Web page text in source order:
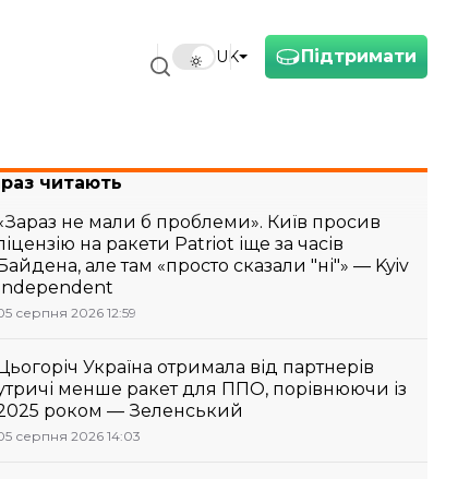
Підтримати
UK
читають
не мали б проблеми». Київ просив
на ракети Patriot іще за часів
але там «просто сказали "ні"» — Kyiv
серпня 2026 12:59
Україна отримала від партнерів
менше ракет для ППО, порівнюючи із
роком — Зеленський
серпня 2026 14:03